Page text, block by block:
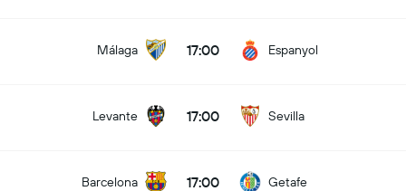
Málaga 17:00 Espanyol
Levante 17:00 Sevilla
Barcelona 17:00 Getafe